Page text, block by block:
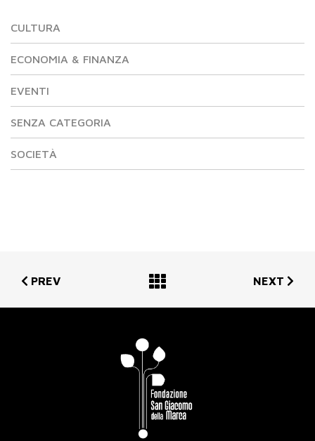
CULTURA
ECONOMIA & FINANZA
EVENTI
SENZA CATEGORIA
SOCIETÀ
PREV NEXT